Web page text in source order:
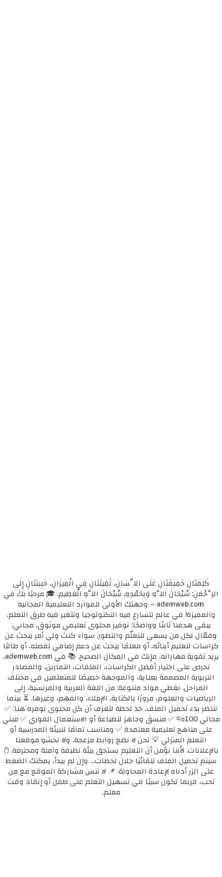
كَلِمَتَانِ خَفِيفَتَانِ عَلَى اللِّسَانِ، ثَقِيلَتَانِ فِي الْمِيزَانِ، حَبِيبَتَانِ إِلَى
الرَّحْمَنِ: سُبْحَانَ اللَّهِ وَبِحَمْدِهِ، سُبْحَانَ اللَّهِ الْعَظِيمِ. 🎓 مرحبًا بك في
ademweb.com – وجهتك الأولى للموارد التعليمية المجانية
والمميزة! في عالم تتسارع فيه التكنولوجيا وتتغير فيه طرق التعلم،
يبقى هدفنا ثابتًا وواضحًا: توفير محتوى تعليمي موثوق، مجاني،
وفعّال لكل من يسعى للتعلّم والتطور. سواء كنتَ ولي أمر يبحث عن
كراسات لتعليم أبنائه، أو معلمًا يبحث عن دعم إضافي لفصله، أو طالبًا
يريد تقوية مهاراته، فإنك في المكان الصحيح. 📚 في ademweb.com،
نحرص على اختيار أفضل الكراسات، الملفات، التمارين، والمصادر
التربوية المصممة بعناية، والموجهة خصيصًا للمتعلمين في مختلف
المراحل. نغطي مواد متنوعة: من اللغة العربية والفرنسية، إلى
الرياضيات والعلوم، مرورًا بالكتابة، الإملاء، والفهم، وغيرها. ⏳ بينما
تنتظر بدء تحميل الملف، خذ لحظة لتعرف أن كل محتوى نوفره هنا: ✅
مجاني 100٪ ✅ منسق وجاهز للطباعة أو الاستعمال الفوري ✅ مبني
على مناهج تعليمية معتمدة ✅ ومناسب تمامًا للبيئة المدرسية أو
التعلم المنزلي 💡 نحن لا نضع روابط مزعجة، ولا نحشو موقعنا
بالإعلانات. لأننا نؤمن أن التعليم يستحق بيئة نظيفة وآمنة ومحترمة. 🖱️
سيتم تحميل الملف تلقائيًا خلال لحظات... وإن لم يبدأ، يمكنك الضغط
على الزر أدناه لإعادة المحاولة. 📌 لا تنس مشاركة الموقع مع من
تحب، فربما تكون سببًا في تسهيل التعلم على طفل أو إنقاذ وقت
معلم.